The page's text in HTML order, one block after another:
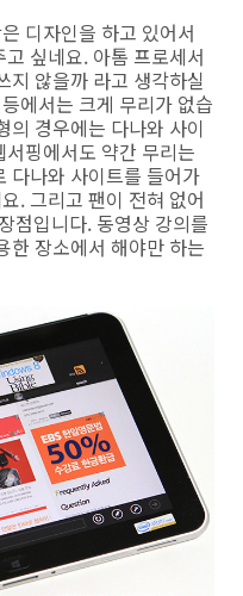
디자인을 하고 있어서
싶네요. 아톰 프로세서
지 않을까 라고 생각하실
에서는 크게 무리가 없습
의 경우에는 다나와 사이
핑에서도 약간 무리는
다나와 사이트를 들어가
. 그리고 팬이 전혀 없어
점입니다. 동영상 강의를
한 장소에서 해야만 하는